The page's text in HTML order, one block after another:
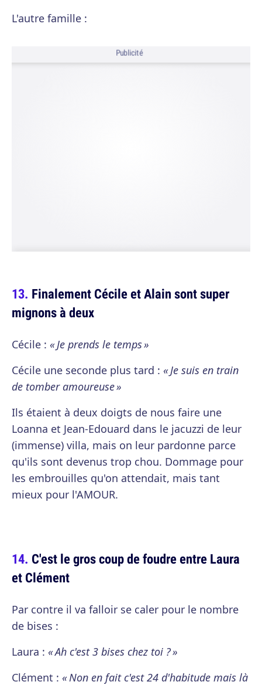
L'autre famille :
Publicité
Finalement Cécile et Alain sont super
mignons à deux
Cécile : « Je prends le temps »
Cécile une seconde plus tard : « Je suis en train
de tomber amoureuse »
Ils étaient à deux doigts de nous faire une
Loanna et Jean-Edouard dans le jacuzzi de leur
(immense) villa, mais on leur pardonne parce
qu'ils sont devenus trop chou. Dommage pour
les embrouilles qu'on attendait, mais tant
mieux pour l'AMOUR.
C'est le gros coup de foudre entre Laura
et Clément
Par contre il va falloir se caler pour le nombre
de bises :
Laura : « Ah c'est 3 bises chez toi ? »
Clément : « Non en fait c'est 24 d'habitude mais là